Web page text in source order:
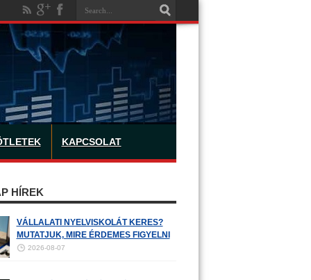
KAPCSOLAT
HÍREK
VÁLLALATI NYELVISKOLÁT KERES?
MUTATJUK, MIRE ÉRDEMES FIGYELNI
2026-08-07